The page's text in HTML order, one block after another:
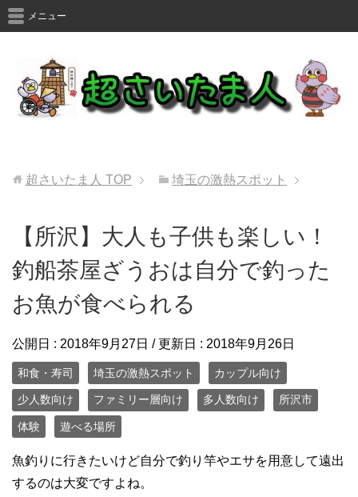
メニュー
超さいたま人 TOP 埼玉の激熱スポット
【所沢】大人も子供も楽しい！
釣船茶屋ざうおは自分で釣った
お魚が食べられる
公開日 : 2018年9月27日 / 更新日 : 2018年9月26日
和食・寿司 埼玉の激熱スポット カップル向け
少人数向け ファミリー層向け 多人数向け 所沢市
体験 遊べる場所
魚釣りに行きたいけど自分で釣り竿やエサを用意して遠出
するのは大変ですよね。